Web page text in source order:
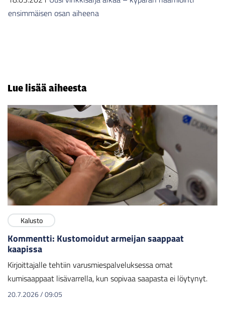
ensimmäisen osan aiheena
Lue lisää aiheesta
Kalusto
Kommentti: Kustomoidut armeijan saappaat
kaapissa
Kirjoittajalle tehtiin varusmiespalveluksessa omat
kumisaappaat lisävarrella, kun sopivaa saapasta ei löytynyt.
20.7.2026/09:05